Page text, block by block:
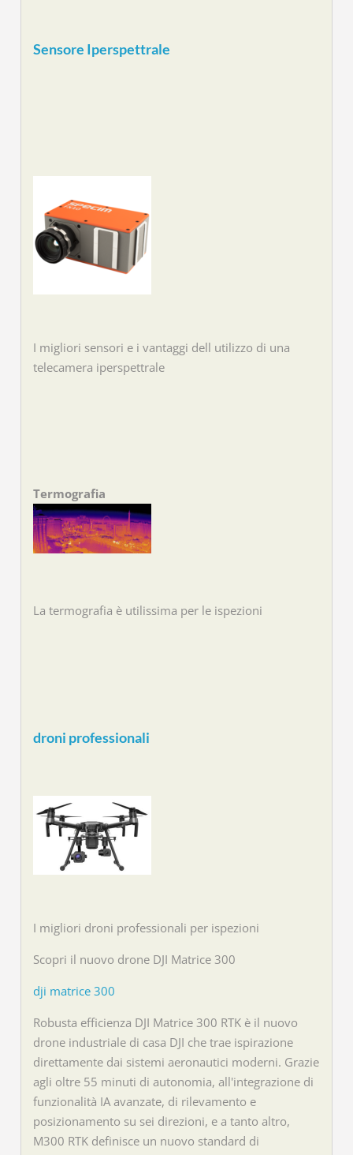
Sensore Iperspettrale
I migliori sensori e i vantaggi dell utilizzo di una
telecamera iperspettrale
Termografia
La termografia è utilissima per le ispezioni
droni professionali
I migliori droni professionali per ispezioni
Scopri il nuovo drone DJI Matrice 300
dji matrice 300
Robusta efficienza DJI Matrice 300 RTK è il nuovo
drone industriale di casa DJI che trae ispirazione
direttamente dai sistemi aeronautici moderni. Grazie
agli oltre 55 minuti di autonomia, all'integrazione di
funzionalità IA avanzate, di rilevamento e
posizionamento su sei direzioni, e a tanto altro,
M300 RTK definisce un nuovo standard di